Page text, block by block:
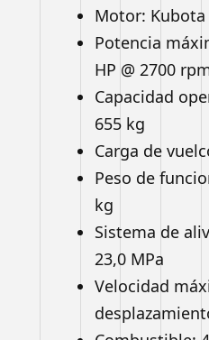
Motor: Kubota
Potencia
HP @ 2700
Capacidad
655 kg
Carga de
Peso de
kg
Sistema de
23,0 MPa
Velocidad